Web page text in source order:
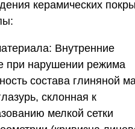
керамических
Внутренние
при нарушении режима
состава глиняной
склонная к
мелкой сетки